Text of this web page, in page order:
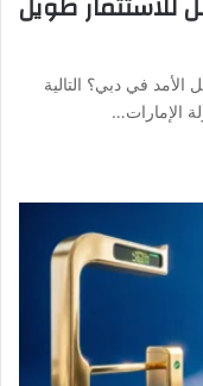
في دبي؟ التالية
الإمارات…